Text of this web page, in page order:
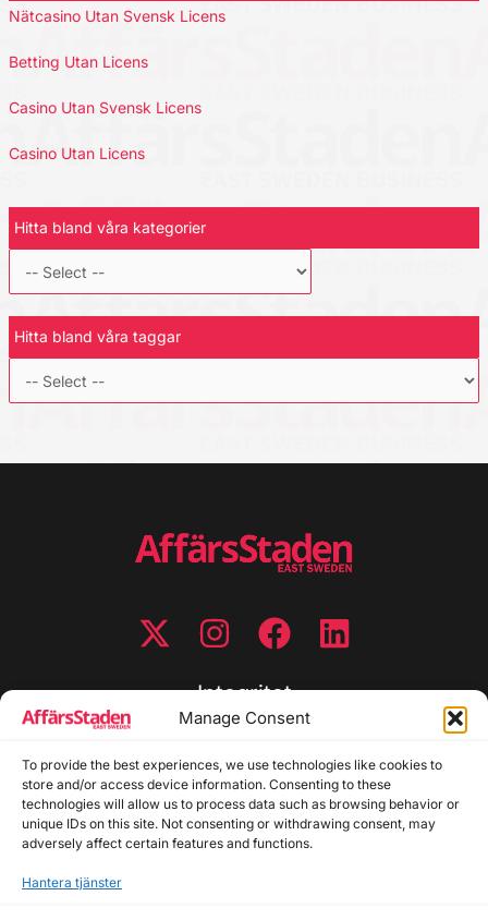
Manage Consent
To provide the best experiences, we use technologies like cookies to
store and/or access device information. Consenting to these
technologies will allow us to process data such as browsing behavior or
unique IDs on this site. Not consenting or withdrawing consent, may
adversely affect certain features and functions.
Hantera tjänster
Nätcasino Utan Svensk Licens
Betting Utan Licens
Casino Utan Svensk Licens
Casino Utan Licens
Hitta bland våra kategorier
Hitta bland våra taggar
Integritet
Cookiepolicy
Disclaimer
Redaktionell policy
Utgivarinformation